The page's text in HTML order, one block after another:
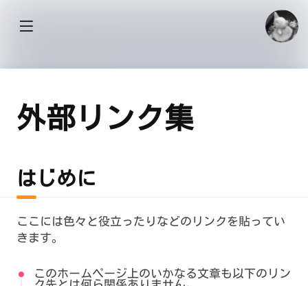
外部リンク集
はじめに
ここには色々と役立ったりなどのリンクを貼ってい
きます。
このホームページ上のいかなる文章も以下のリン